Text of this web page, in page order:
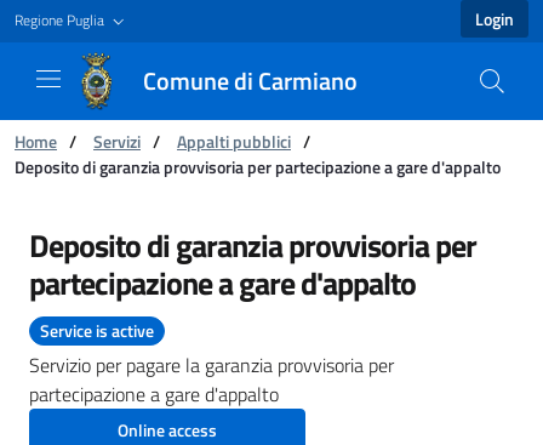
Regione Puglia Login
Comune di Carmiano
You are:
Home / Servizi / Appalti pubblici /
Deposito di garanzia provvisoria per partecipazione a gare d'appalto
Deposito di garanzia provvisoria per
Deposito di garanzia provvisoria per
partecipazione a gare d'appalto
Service is active
Servizio per pagare la garanzia provvisoria per
partecipazione a gare d'appalto
Online access